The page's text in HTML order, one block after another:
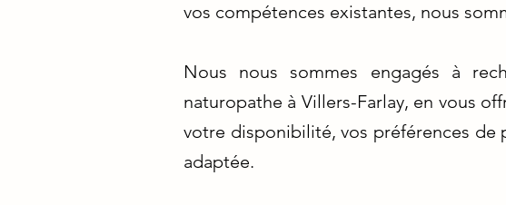
vos compétences existantes, nous
Nous nous sommes engagés à
naturopathe à Villers-Farlay, en vous
votre disponibilité, vos préférences de
adaptée.